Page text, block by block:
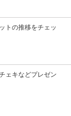
トの推移をチェッ
ェキなどプレゼン